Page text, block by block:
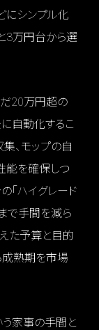
にシンプル化
3万円台から選
20万円超の
自動化するこ
、モップの自
能を確保しつ
「ハイグレード
で手間を減ら
た予算と目的
成熟期を市場
う家事の手間と